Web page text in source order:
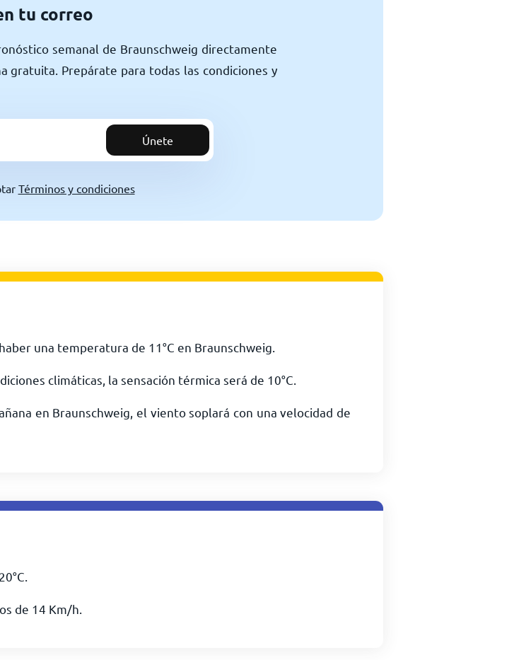
tu correo
semanal de Braunschweig directamente
gratuita. Prepárate para todas las condiciones y
Únete
Términos y condiciones
una temperatura de 11°C en Braunschweig.
climáticas, la sensación térmica será de 10°C
en Braunschweig, el viento soplará con una velocidad de
20°C
de 14 Km/h